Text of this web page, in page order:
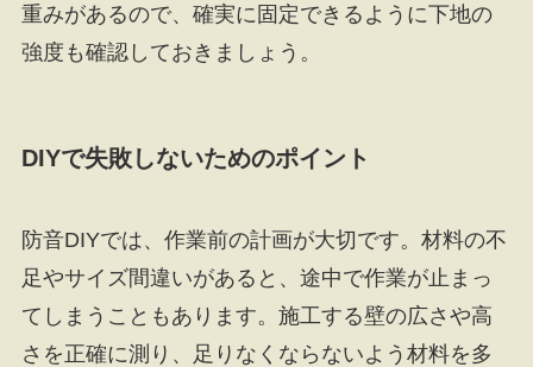
重みがあるので、確実に固定できるように下地の
強度も確認しておきましょう。
DIYで失敗しないためのポイント
防音DIYでは、作業前の計画が大切です。材料の不
足やサイズ間違いがあると、途中で作業が止まっ
てしまうこともあります。施工する壁の広さや高
さを正確に測り、足りなくならないよう材料を多